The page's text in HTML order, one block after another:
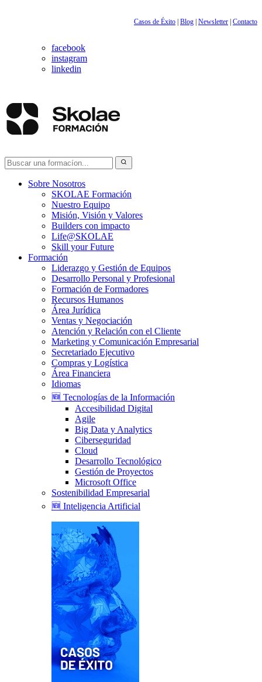
Casos de Éxito Blog Newsletter Contacto
facebook
instagram
linkedin
Sobre Nosotros
SKOLAE Formación
Nuestro Equipo
Misión, Visión y Valores
Builders con impacto
Life@SKOLAE
Skill your Future
Formación
Liderazgo y Gestión de Equipos
Desarrollo Personal y Profesional
Formación de Formadores
Recursos Humanos
Área Jurídica
Ventas y Negociación
Atención y Relación con el Cliente
Marketing y Comunicación Empresarial
Secretariado Ejecutivo
Compras y Logística
Área Financiera
Idiomas
🆕 Tecnologías de la Información
Accesibilidad Digital
Agile
Big Data y Analytics
Ciberseguridad
Cloud
Desarrollo Tecnológico
Gestión de Proyectos
Microsoft Office
Sostenibilidad Empresarial
🆕 Inteligencia Artificial